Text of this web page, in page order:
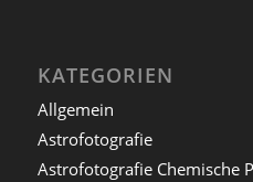
KATEGORIEN
Allgemein
Astrofotografie
Astrofotografie Chemische